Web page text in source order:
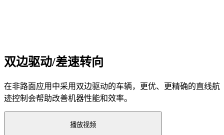
双边驱动/差速转向
在非路面应用中采用双边驱动的车辆，更优、更精确的直线航
迹控制会帮助改善机器性能和效率。
播放视频